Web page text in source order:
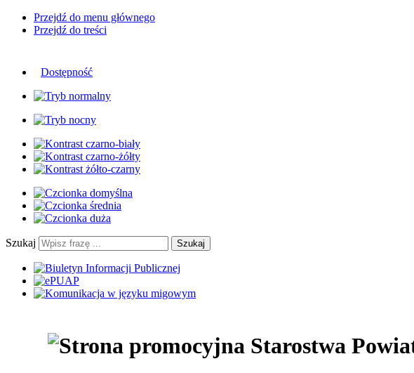
Przejdź do menu głównego
Przejdź do treści
Dostępność
Szukaj Szukaj